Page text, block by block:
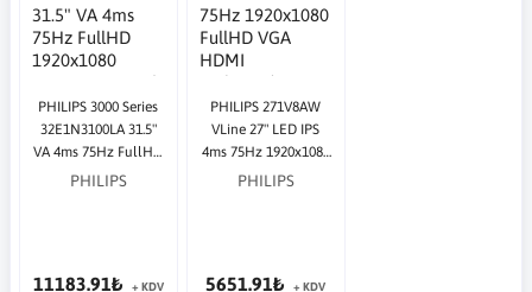
PHILIPS 3000 Series
32E1N3100LA 31.5"
VA 4ms 75Hz FullHD
1920x1080 HDMI
PHILIPS
11183.91₺
+ KDV
PHILIPS 271V8AW
VLine 27" LED IPS
4ms 75Hz 1920x1080
FullHD VGA HDMI
PHILIPS
5651.91₺
+ KDV